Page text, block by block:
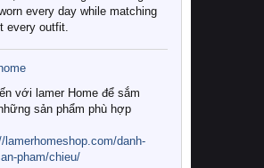
every day while matching
every outfit.
với lamer Home để sắm
sản phẩm phù hợp
lamerhomeshop.com/danh-
pham/chieu/